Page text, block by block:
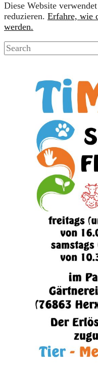
Diese Website
reduzieren. Erfahre, wie
werden.